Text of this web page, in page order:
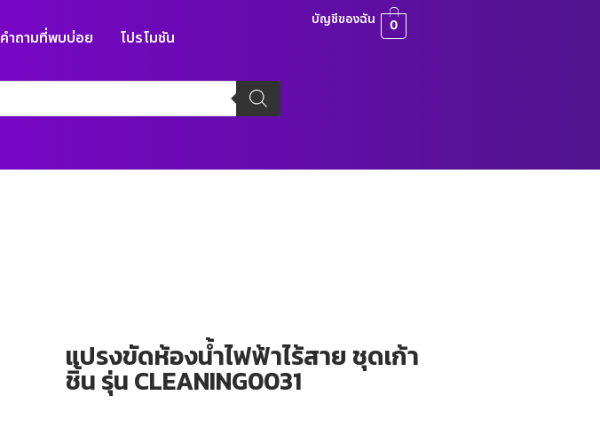
คำถามที่พบบ่อย โปรโมชัน
บัญชีของฉัน 0
แปรงขัดห้องน้ำไฟฟ้าไร้สาย ชุดเก้า
ชิ้น รุ่น CLEANING0031